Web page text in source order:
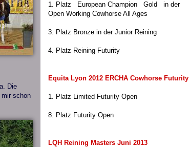
Die
mir schon
1. Platz European Champion Gold in der
Open Working Cowhorse All Ages
3. Platz Bronze in der Junior Reining
4. Platz Reining Futurity
Equita Lyon 2012 ERCHA Cowhorse Futurity
1. Platz Limited Futurity Open
8. Platz Futurity Open
LQH Reining Masters Juni 2013